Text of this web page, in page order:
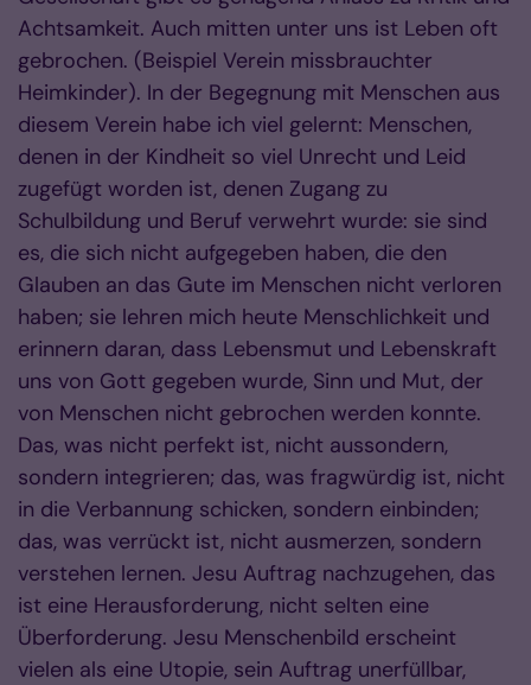
Achtsamkeit. Auch mitten unter uns ist Leben oft
gebrochen. (Beispiel Verein missbrauchter
Heimkinder). In der Begegnung mit Menschen aus
diesem Verein habe ich viel gelernt: Menschen,
denen in der Kindheit so viel Unrecht und Leid
zugefügt worden ist, denen Zugang zu
Schulbildung und Beruf verwehrt wurde: sie sind
es, die sich nicht aufgegeben haben, die den
Glauben an das Gute im Menschen nicht verloren
haben; sie lehren mich heute Menschlichkeit und
erinnern daran, dass Lebensmut und Lebenskraft
uns von Gott gegeben wurde, Sinn und Mut, der
von Menschen nicht gebrochen werden konnte.
Das, was nicht perfekt ist, nicht aussondern,
sondern integrieren; das, was fragwürdig ist, nicht
in die Verbannung schicken, sondern einbinden;
das, was verrückt ist, nicht ausmerzen, sondern
verstehen lernen. Jesu Auftrag nachzugehen, das
ist eine Herausforderung, nicht selten eine
Überforderung. Jesu Menschenbild erscheint
vielen als eine Utopie, sein Auftrag unerfüllbar,